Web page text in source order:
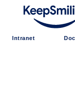
Intranet